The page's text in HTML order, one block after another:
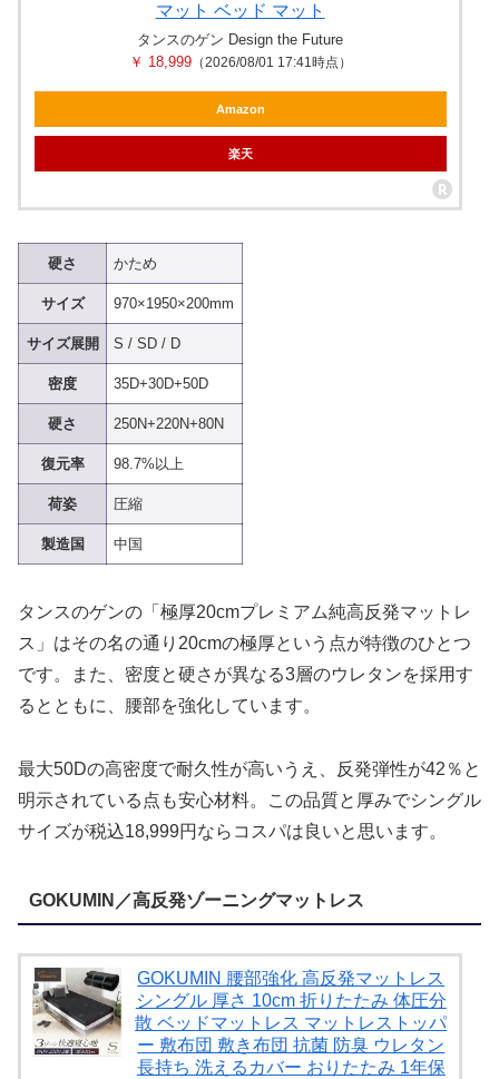
マット ベッド マット
タンスのゲン Design the Future
￥ 18,999（2026/08/01 17:41時点）
Amazon
楽天
硬さ かため
サイズ 970×1950×200mm
サイズ展開 S / SD / D
密度 35D+30D+50D
硬さ 250N+220N+80N
復元率 98.7%以上
荷姿 圧縮
製造国 中国
タンスのゲンの「極厚20cmプレミアム純高反発マットレ
ス」はその名の通り20cmの極厚という点が特徴のひとつ
です。また、密度と硬さが異なる3層のウレタンを採用す
るとともに、腰部を強化しています。
最大50Dの高密度で耐久性が高いうえ、反発弾性が42％と
明示されている点も安心材料。この品質と厚みでシングル
サイズが税込18,999円ならコスパは良いと思います。
GOKUMIN／高反発ゾーニングマットレス
GOKUMIN 腰部強化 高反発マットレス
シングル 厚さ 10cm 折りたたみ 体圧分
散 ベッドマットレス マットレストッパ
ー 敷布団 敷き布団 抗菌 防臭 ウレタン
長持ち 洗えるカバー おりたたみ 1年保